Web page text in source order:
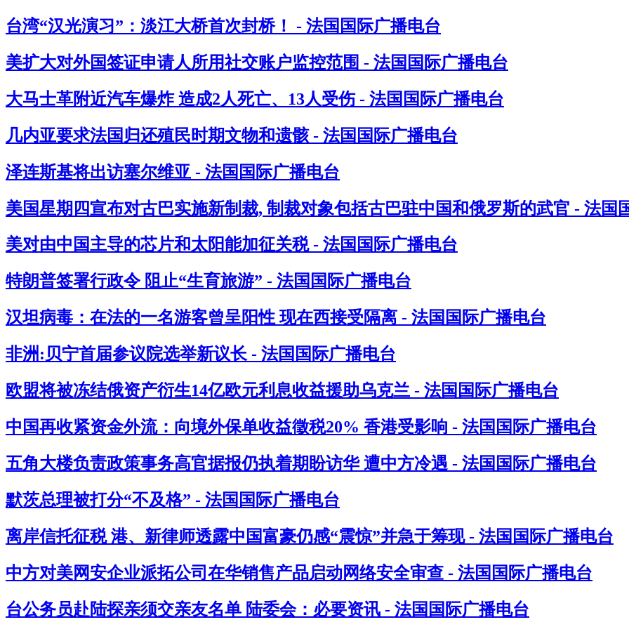
台湾“汉光演习”：淡江大桥首次封桥！ - 法国国际广播电台
美扩大对外国签证申请人所用社交账户监控范围 - 法国国际广播电台
大马士革附近汽车爆炸 造成2人死亡、13人受伤 - 法国国际广播电台
几内亚要求法国归还殖民时期文物和遗骸 - 法国国际广播电台
泽连斯基将出访塞尔维亚 - 法国国际广播电台
美国星期四宣布对古巴实施新制裁, 制裁对象包括古巴驻中国和俄罗斯的武官 - 法国
美对由中国主导的芯片和太阳能加征关税 - 法国国际广播电台
特朗普签署行政令 阻止“生育旅游” - 法国国际广播电台
汉坦病毒：在法的一名游客曾呈阳性 现在西接受隔离 - 法国国际广播电台
非洲:贝宁首届参议院选举新议长 - 法国国际广播电台
欧盟将被冻结俄资产衍生14亿欧元利息收益援助乌克兰 - 法国国际广播电台
中国再收紧资金外流：向境外保单收益徵税20% 香港受影响 - 法国国际广播电台
五角大楼负责政策事务高官据报仍执着期盼访华 遭中方冷遇 - 法国国际广播电台
默茨总理被打分“不及格” - 法国国际广播电台
离岸信托征税 港、新律师透露中国富豪仍感“震惊”并急于筹现 - 法国国际广播电台
中方对美网安企业派拓公司在华销售产品启动网络安全审查 - 法国国际广播电台
台公务员赴陆探亲须交亲友名单 陆委会：必要资讯 - 法国国际广播电台